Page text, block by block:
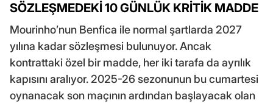
SÖZLEŞMEDEKİ 10 GÜNLÜK KRİTİK MADDE
Mourinho’nun Benfica ile normal şartlarda 2027
yılına kadar sözleşmesi bulunuyor. Ancak
kontrattaki özel bir madde, her iki tarafa da ayrılık
kapısını aralıyor. 2025-26 sezonunun bu cumartesi
oynanacak son maçının ardından başlayacak olan